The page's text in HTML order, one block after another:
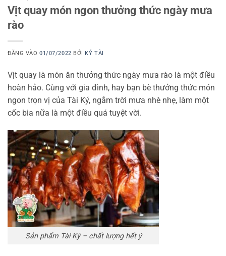
Vịt quay món ngon thưởng thức ngày mưa
rào
ĐĂNG VÀO01/07/2022 BỞI KÝ TÀI
Vịt quay là món ăn thưởng thức ngày mưa rào là một điều
hoàn hảo. Cùng với gia đình, hay bạn bè thưởng thức món
ngon trọn vị của Tài Ký, ngắm trời mưa nhè nhẹ, làm một
cốc bia nữa là một điều quá tuyệt vời.
Sản phẩm Tài Ký – chất lượng hết ý